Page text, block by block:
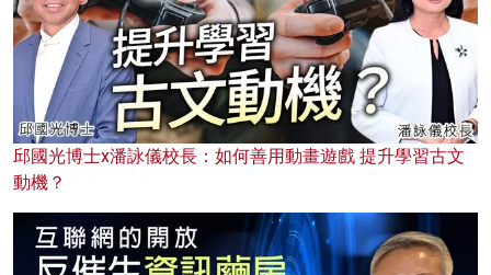
邱國光博士x潘詠儀校長：如何善用動畫遊戲 提升學習古文
動機？